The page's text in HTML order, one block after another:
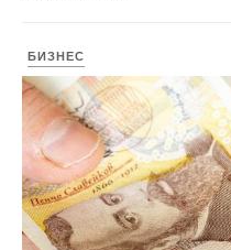
БИЗНЕС